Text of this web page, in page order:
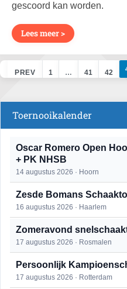
gescoord kan worden.
Lees meer >
PREV 1 … 41 42
Toernooikalender
Oscar Romero Open
+ PK NHSB
14 augustus 2026 · Hoorn
Zesde Bomans
16 augustus 2026 · Haarlem
Zomeravond
17 augustus 2026 · Rosmalen
Persoonlijk
17 augustus 2026 · Rotterdam